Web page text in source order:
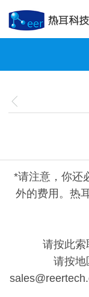
*请注意，你还
外的费用。热
请按此索
请按地